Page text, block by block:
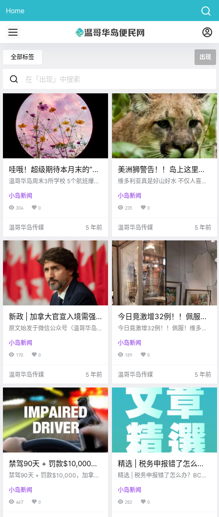
Home
全部标签 出现
哇哦！超级期待本月末的“超
级血月全食”！！Langford街
温哥华岛周末3所学校 5个航班爆发
所好转 感染人数下降了不少 但坏消
息是 各处却依旧在持续爆发疫情 温
小岛新闻
304 0
温哥华岛传媒 5 年前
美洲狮警告！！岛上这里出
现了美洲狮。。。
维多利亚真是好山好水 不仅人喜欢
出没 这周邓肯就有人发现了 美洲狮
的身影 victoria buzz 警方在5月6日
小岛新闻
235 0
温哥华岛传媒 5 年前
新政 | 加拿大官宣入境需强
制隔离！！隔离3天竟需要支
原文始发于微信公众号（温哥华岛
离政策从3月以来都是自我隔离14
天。在疫情多次反复，并且出现新
病毒株的现象后，加拿大终于出台
加拿大的人们被要.
小岛新闻
170 0
温哥华岛传媒 5 年前
今日竟激增32例！！佩服！
维多利亚惊现“砸玻璃破坏
今日竟激增32例！！佩服！维多利
砸14处...
小岛新闻
189 0
温哥华岛传媒 5 年前
禁驾90天 + 罚款$10,000，
加拿大新驾驶法生效！严查
禁驾90天 + 罚款$10,000，加拿大
小岛新闻
467 0
精选 | 税务申报错了怎么
办？BC省500刀福利金学生
精选 | 税务申报错了怎么办？BC省5
小岛新闻
282 0